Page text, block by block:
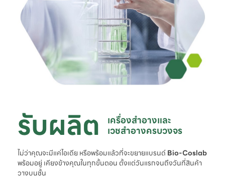
รับผลิต เครื่องสำอางและ
เวชสำอางครบวงจร
ไม่ว่าคุณจะมีแค่ไอเดีย หรือพร้อมแล้วที่จะขยายแบรนด์Bio-Coslab
พร้อมอยู่ เคียงข้างคุณในทุกขั้นตอน ตั้งแต่วันแรกจนถึงวันที่สินค้า
วางบนชั้น